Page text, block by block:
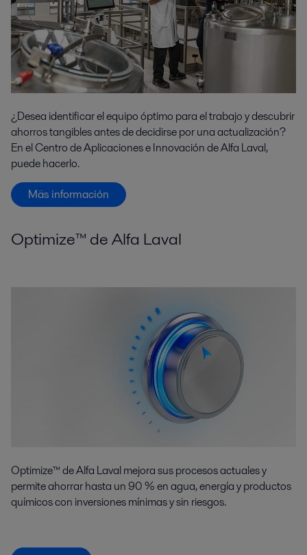
¿Desea identificar el equipo óptimo para el trabajo y descubrir
ahorros tangibles antes de decidirse por una actualización?
En el Centro de Aplicaciones e Innovación de Alfa Laval,
puede hacerlo.
Mäs información
Optimize™ de Alfa Laval
Optimize™ de Alfa Laval mejora sus procesos actuales y
permite ahorrar hasta un 90 % en agua, energía y productos
químicos con inversiones mínimas y sin riesgos.